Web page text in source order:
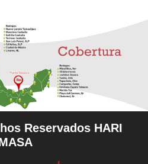
Reservados HARI